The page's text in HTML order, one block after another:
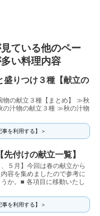
ている他のペー
い料理内容
盛りつけ３種【献立の
物の献立３種【まとめ】 ≫秋
汁物の献立３種 ≫秋の汁物
事を利用する】＞
付けの献立一覧】
５月】今回は春の献立から
容を集めましたので参考に
か。■ 各項目に移動いたし
事を利用する】＞